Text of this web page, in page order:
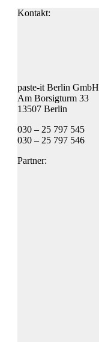
Kontakt:
paste-it Berlin GmbH
Am Borsigturm 33
13507 Berlin
030 – 25 797 545
030 – 25 797 546
Partner: